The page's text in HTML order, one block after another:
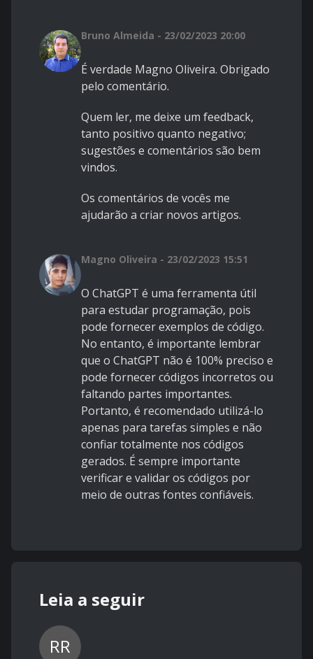
Bruno Almeida - 23/02/2023 20:00
É verdade Magno Oliveira. Obrigado
pelo comentário.
Quem ler, me deixe um feedback,
tanto positivo quanto negativo;
sugestões e comentários são bem
vindos.
Os comentários de vocês me
ajudarão a criar novos artigos.
Magno Oliveira - 23/02/2023 15:51
O ChatGPT é uma ferramenta útil
para estudar programação, pois
pode fornecer exemplos de código.
No entanto, é importante lembrar
que o ChatGPT não é 100% preciso e
pode fornecer códigos incorretos ou
faltando partes importantes.
Portanto, é recomendado utilizá-lo
apenas para tarefas simples e não
confiar totalmente nos códigos
gerados. É sempre importante
verificar e validar os códigos por
meio de outras fontes confiáveis.
Leia a seguir
RR